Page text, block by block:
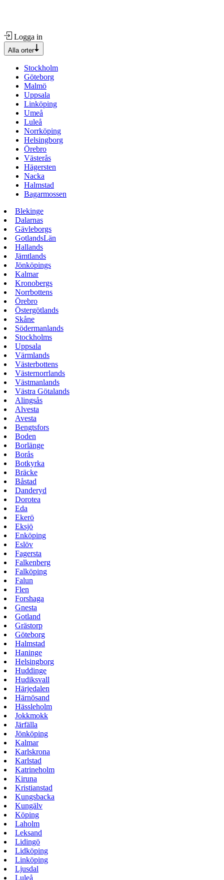
Logga in
Alla orter
Stockholm
Göteborg
Malmö
Uppsala
Linköping
Umeå
Luleå
Norrköping
Helsingborg
Örebro
Västerås
Hägersten
Nacka
Halmstad
Bagarmossen
Blekinge
Dalarnas
Gävleborgs
GotlandsLän
Hallands
Jämtlands
Jönköpings
Kalmar
Kronobergs
Norrbottens
Örebro
Östergötlands
Skåne
Södermanlands
Stockholms
Uppsala
Värmlands
Västerbottens
Västernorrlands
Västmanlands
Västra Götalands
Alingsås
Alvesta
Avesta
Bengtsfors
Boden
Borlänge
Borås
Botkyrka
Bräcke
Båstad
Danderyd
Dorotea
Eda
Ekerö
Eksjö
Enköping
Eslöv
Fagersta
Falkenberg
Falköping
Falun
Flen
Forshaga
Gnesta
Gotland
Grästorp
Göteborg
Halmstad
Haninge
Helsingborg
Huddinge
Hudiksvall
Härjedalen
Härnösand
Hässleholm
Jokkmokk
Järfälla
Jönköping
Kalmar
Karlskrona
Karlstad
Katrineholm
Kiruna
Kristianstad
Kungsbacka
Kungälv
Köping
Laholm
Leksand
Lidingö
Lidköping
Linköping
Ljusdal
Luleå